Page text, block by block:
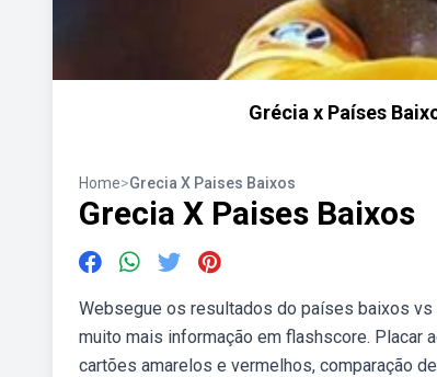
Grécia x Países
Home>Grecia X Paises Baixos
Grecia X Paises Baixos
Websegue os resultados do países baixos
muito mais informação em flashscore. Placar
cartões amarelos e vermelhos, comparação